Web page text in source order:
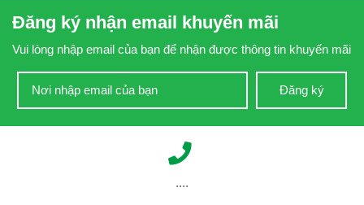
Đăng ký nhận email khuyến mãi
Vui lòng nhập email của bạn để nhận được thông tin khuyến mãi
Đăng ký
....